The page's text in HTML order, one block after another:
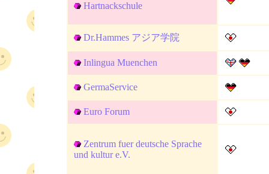
Hartnackschule
Dr.Hammes アジア学院
Inlingua Muenchen
GermaService
Euro Forum
Zentrum fuer deutsche Sprache
und kultur e.V.